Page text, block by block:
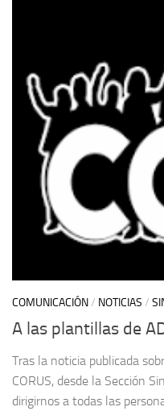
COMUNICACIÓN/ NOTICIAS /
A las plantillas de
Tras la noticia publicada
CORUS, desde la Sección
dirigirnos a todas las